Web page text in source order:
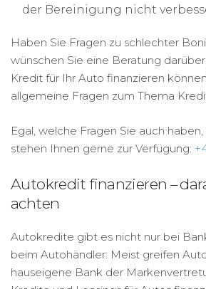
der Bereinigung nicht
Haben Sie Fragen zu schlechter
wünschen Sie eine Beratung
Kredit für Ihr Auto finanzieren
allgemeine Fragen zum Thema
Egal, welche Fragen Sie auch
stehen Ihnen gerne zur Verfügung:
Autokredit finanzieren –
achten
Autokredite gibt es nicht nur bei
beim Autohändler: Meist greifen
hauseigene Bank der